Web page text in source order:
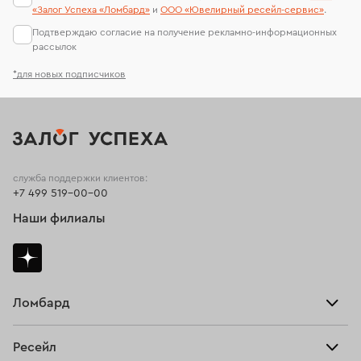
*для новых подписчиков
«Залог Успеха «Ломбард» и ООО «Ювелирный ресейл-сервиc».
Подтверждаю согласие на получение рекламно-информационных
рассылок
Ломбард
Ресейл
служба поддержки клиентов:
+7 499 519-00-00
Наши филиалы